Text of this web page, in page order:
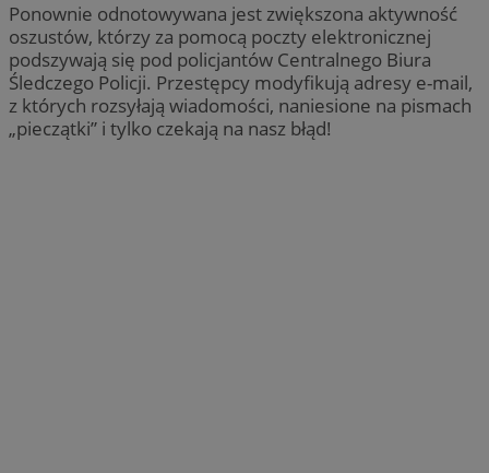
Ponownie odnotowywana jest zwiększona aktywność
oszustów, którzy za pomocą poczty elektronicznej
podszywają się pod policjantów Centralnego Biura
Śledczego Policji. Przestępcy modyfikują adresy e-mail,
z których rozsyłają wiadomości, naniesione na pismach
„pieczątki” i tylko czekają na nasz błąd!